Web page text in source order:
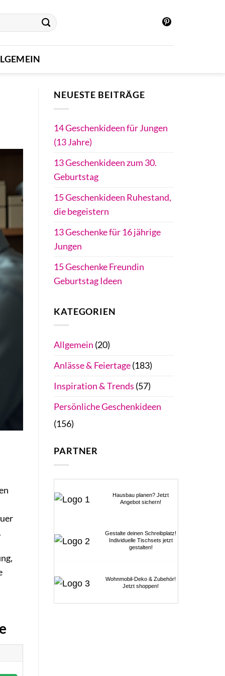
NEUESTE BEITRÄGE
14 Geschenkideen für Jungen
(13 Jahre)
13 Geschenkideen zum 30.
Geburtstag
15 Geschenkideen Ruhestand,
die begeistern
13 Geschenke für 16 jährige
Jungen
15 Geschenke Freundin
Geburtstag Ideen
KATEGORIEN
Allgemein (20)
Anlässe & Feiertage(183)
Inspiration & Trends (57)
Persönliche Geschenkideen
(156)
PARTNER
Hausbau planen? Jetzt
Angebot sichern!
Gestalte deinen Schreibplatz!
Individuelle Tischsets jetzt
gestalten!
Wohnmobil-Deko & Zubehör!
Jetzt shoppen!